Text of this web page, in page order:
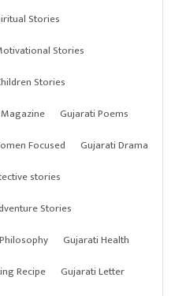
Stories
Stories
Stories
Gujarati Poems
Focused
Gujarati Drama
stories
Stories
Gujarati Health
Recipe
Gujarati Letter